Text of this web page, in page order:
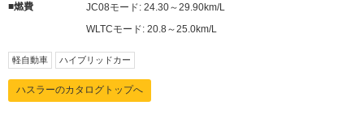
燃費 JC08モード: 24.30～29.90km/L
WLTCモード: 20.8～25.0km/L
軽自動車 ハイブリッドカー
ハスラーのカタログトップへ